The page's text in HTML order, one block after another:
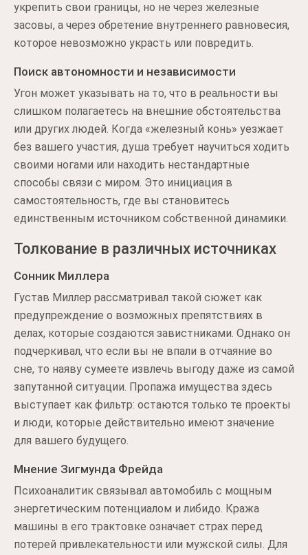
укрепить свои границы, но не через железные
засовы, а через обретение внутреннего равновесия,
которое невозможно украсть или повредить.
Поиск автономности и независимости
Угон может указывать на то, что в реальности вы
слишком полагаетесь на внешние обстоятельства
или других людей. Когда «железный конь» уезжает
без вашего участия, душа требует научиться ходить
своими ногами или находить нестандартные
способы связи с миром. Это инициация в
самостоятельность, где вы становитесь
единственным источником собственной динамики.
Толкование в различных источниках
Сонник Миллера
Густав Миллер рассматривал такой сюжет как
предупреждение о возможных препятствиях в
делах, которые создаются завистниками. Однако он
подчеркивал, что если вы не впали в отчаяние во
сне, то наяву сумеете извлечь выгоду даже из самой
запутанной ситуации. Пропажа имущества здесь
выступает как фильтр: остаются только те проекты
и люди, которые действительно имеют значение
для вашего будущего.
Мнение Зигмунда Фрейда
Психоаналитик связывал автомобиль с мощным
энергетическим потенциалом и либидо. Кража
машины в его трактовке означает страх перед
потерей привлекательности или мужской силы. Для